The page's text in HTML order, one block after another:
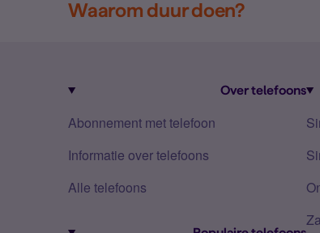
Waarom duur doen?
Over telefoons
Abonnement met telefoon
Informatie over telefoons
Alle telefoons